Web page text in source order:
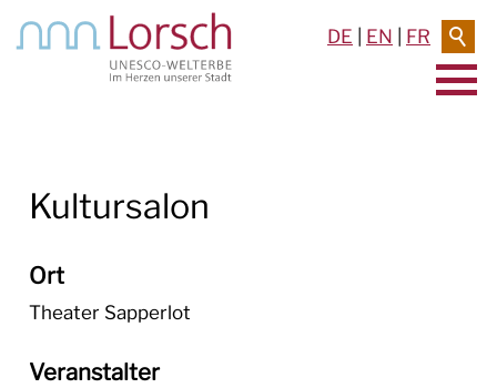
DE EN FR
RATHAUS & SERVICE
LEBEN IN LORSCH
KULTUR
Kultursalon
Ort
Theater Sapperlot
Veranstalter